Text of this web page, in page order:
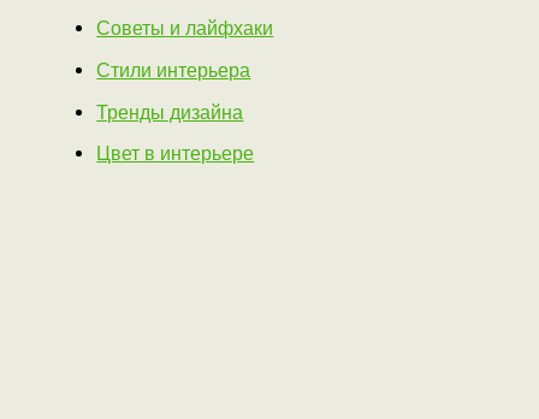
Советы и лайфхаки
Стили интерьера
Тренды дизайна
Цвет в интерьере